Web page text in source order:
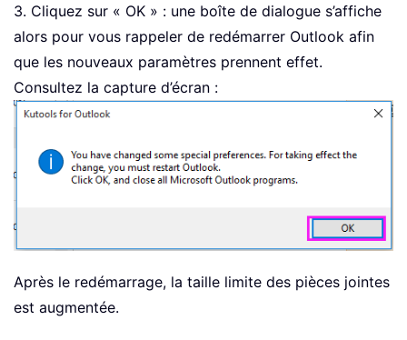
3. Cliquez sur « OK » : une boîte de dialogue s’affiche
alors pour vous rappeler de redémarrer Outlook afin
que les nouveaux paramètres prennent effet.
Consultez la capture d’écran :
Après le redémarrage, la taille limite des pièces jointes
est augmentée.